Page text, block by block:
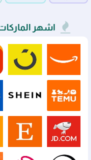
اشهر
Amazon
Noon
Temu
SHEIN